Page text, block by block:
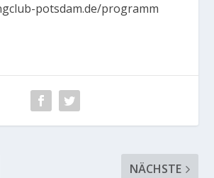
potsdam.de/programm
NÄCHSTE